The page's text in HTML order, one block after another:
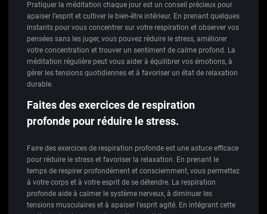
Pratiquer la méditation chaque jour est un conseil précieux pour
apaiser l’esprit et cultiver le bien-être intérieur. En prenant quelques
instants pour vous concentrer sur votre respiration et observer vos
pensées sans les juger, vous pouvez réduire le stress, améliorer
votre concentration et trouver un sentiment de calme profond. La
méditation régulière peut vous aider à équilibrer vos émotions, à
gérer les tensions quotidiennes et à favoriser un état de relaxation
durable.
Faites des exercices de respiration
profonde pour réduire le stress.
Faire des exercices de respiration profonde est une astuce efficace
pour réduire le stress et favoriser la relaxation. En prenant le
temps de respirer profondément et consciemment, vous permettez
à votre corps et à votre esprit de se détendre. La respiration
profonde aide à calmer le système nerveux, à diminuer les
tensions musculaires et à apaiser l’esprit agité. En intégrant cette